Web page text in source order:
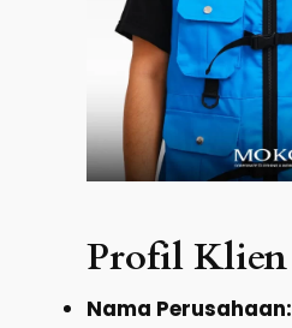
Profil Klien
Nama Perusahaan: